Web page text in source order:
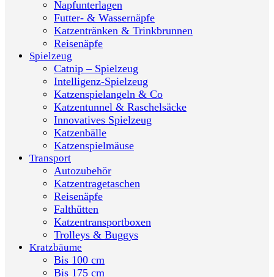
Napfunterlagen
Futter- & Wassernäpfe
Katzentränken & Trinkbrunnen
Reisenäpfe
Spielzeug
Catnip – Spielzeug
Intelligenz-Spielzeug
Katzenspielangeln & Co
Katzentunnel & Raschelsäcke
Innovatives Spielzeug
Katzenbälle
Katzenspielmäuse
Transport
Autozubehör
Katzentragetaschen
Reisenäpfe
Falthütten
Katzentransportboxen
Trolleys & Buggys
Kratzbäume
Bis 100 cm
Bis 175 cm